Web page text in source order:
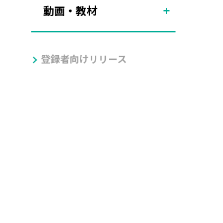
動画・教材
登録者向けリリース